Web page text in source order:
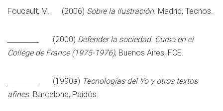
Foucault, M. (2006) Sobre la Ilustración. Madrid, Tecnos.
_________ (2000) Defender la sociedad. Curso en el
Collège de France (1975-1976), Buenos Aires, FCE.
_________ (1990a) Tecnologías del Yo y otros textos
afines. Barcelona, Paidós.